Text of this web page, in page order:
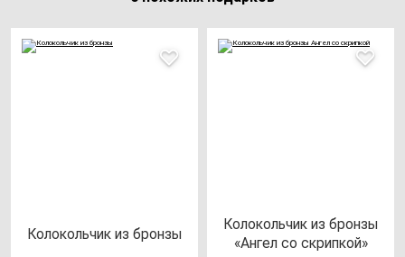
Коло­коль­чик из брон­зы
Коло­коль­чик из брон­зы
«Ангел со скрип­кой»